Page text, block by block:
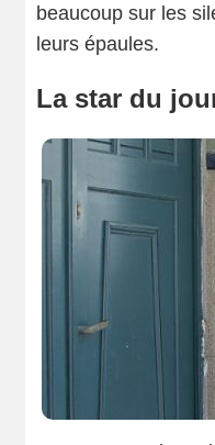
beaucoup sur les
leurs épaules.
La star du